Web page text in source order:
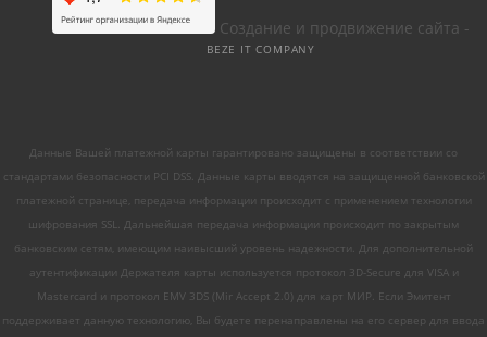
Создание и продвижение сайта -
BEZE IT COMPANY
Данные Вашей платежной карты гарантировано защищены в соответствии со
стандартами безопасности PCI DSS. Данные карты вводятся на защищенной банковской
платежной странице, передача информации происходит с применением технологии
шифрования SSL. Дальнейшая передача информации происходит по закрытым
банковским сетям, имеющим наивысший уровень надежности. Для дополнительной
аутентификации Держателя карты используется протокол 3D-Secure для VISA и
Mastercard и протокол EMV 3DS (Mir Accept 2.0) для карт МИР. Если Эмитент
поддерживает данную технологию, Вы будете перенаправлены на его сервер для ввода